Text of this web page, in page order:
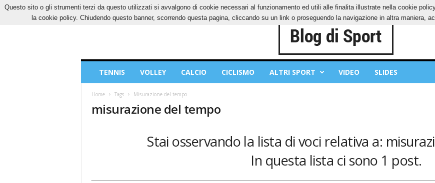
SABATO, 8 AGOSTO 2026 CONTATTI COOKIES PRIVACY POLICY
Sport
TENNIS VOLLEY CALCIO CICLISMO ALTRI SPORT VIDEO SLIDES
Home Tags Misurazione del tempo
misurazione del tempo
Stai osservando la lista di voci relativa a:
In questa lista ci sono 1 post.
Questo sito o gli strumenti terzi da questo utilizzati si avvalgono di cookie necessari al funzionamento ed utili alle finalita illustrate nella cookie
la cookie policy. Chiudendo questo banner, scorrendo questa pagina, cliccando su un link o proseguendo la navigazione in altra maniera,